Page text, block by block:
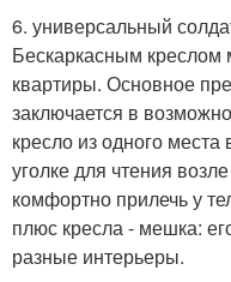
6. универсальный
Бескаркасным креслом
квартиры. Основное
заключается в
кресло из одного места
уголке для чтения
комфортно прилечь у
плюс кресла - мешка:
разные интерьеры.